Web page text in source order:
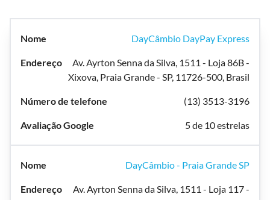
DayCâmbio DayPay Express
Av. Ayrton Senna da Silva, 1511 - Loja 86B -
Xixova, Praia Grande - SP, 11726-500, Brasil
(13) 3513-3196
5 de 10 estrelas
DayCâmbio - Praia Grande SP
Av. Ayrton Senna da Silva, 1511 - Loja 117 -